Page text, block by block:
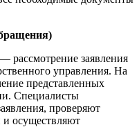
рассмотрение заявления
управления. На
представленных
Специалисты
проверяют
и осуществляют